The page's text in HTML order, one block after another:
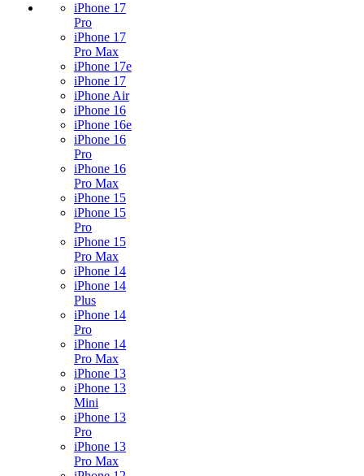
iPhone 17
Pro
iPhone 17
Pro Max
iPhone 17e
iPhone 17
iPhone Air
iPhone 16
iPhone 16e
iPhone 16
Pro
iPhone 16
Pro Max
iPhone 15
iPhone 15
Pro
iPhone 15
Pro Max
iPhone 14
iPhone 14
Plus
iPhone 14
Pro
iPhone 14
Pro Max
iPhone 13
iPhone 13
Mini
iPhone 13
Pro
iPhone 13
Pro Max